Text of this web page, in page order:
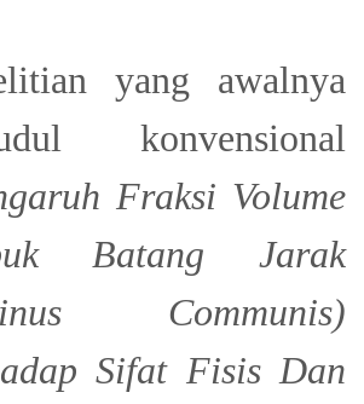
yang awalnya
konvensional
Fraksi Volume
Batang Jarak
Communis)
Sifat Fisis Dan